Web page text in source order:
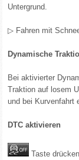
Untergrund.
▷ Fahren mit
Dynamische
Bei aktivierter
Traktion auf losem
und bei Kurvenfahrt
DTC aktivieren
Taste